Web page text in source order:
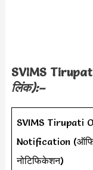
SVIMS
लिंक):–
SVIMS Tirupati
Notification
नोटिफिकेशन)